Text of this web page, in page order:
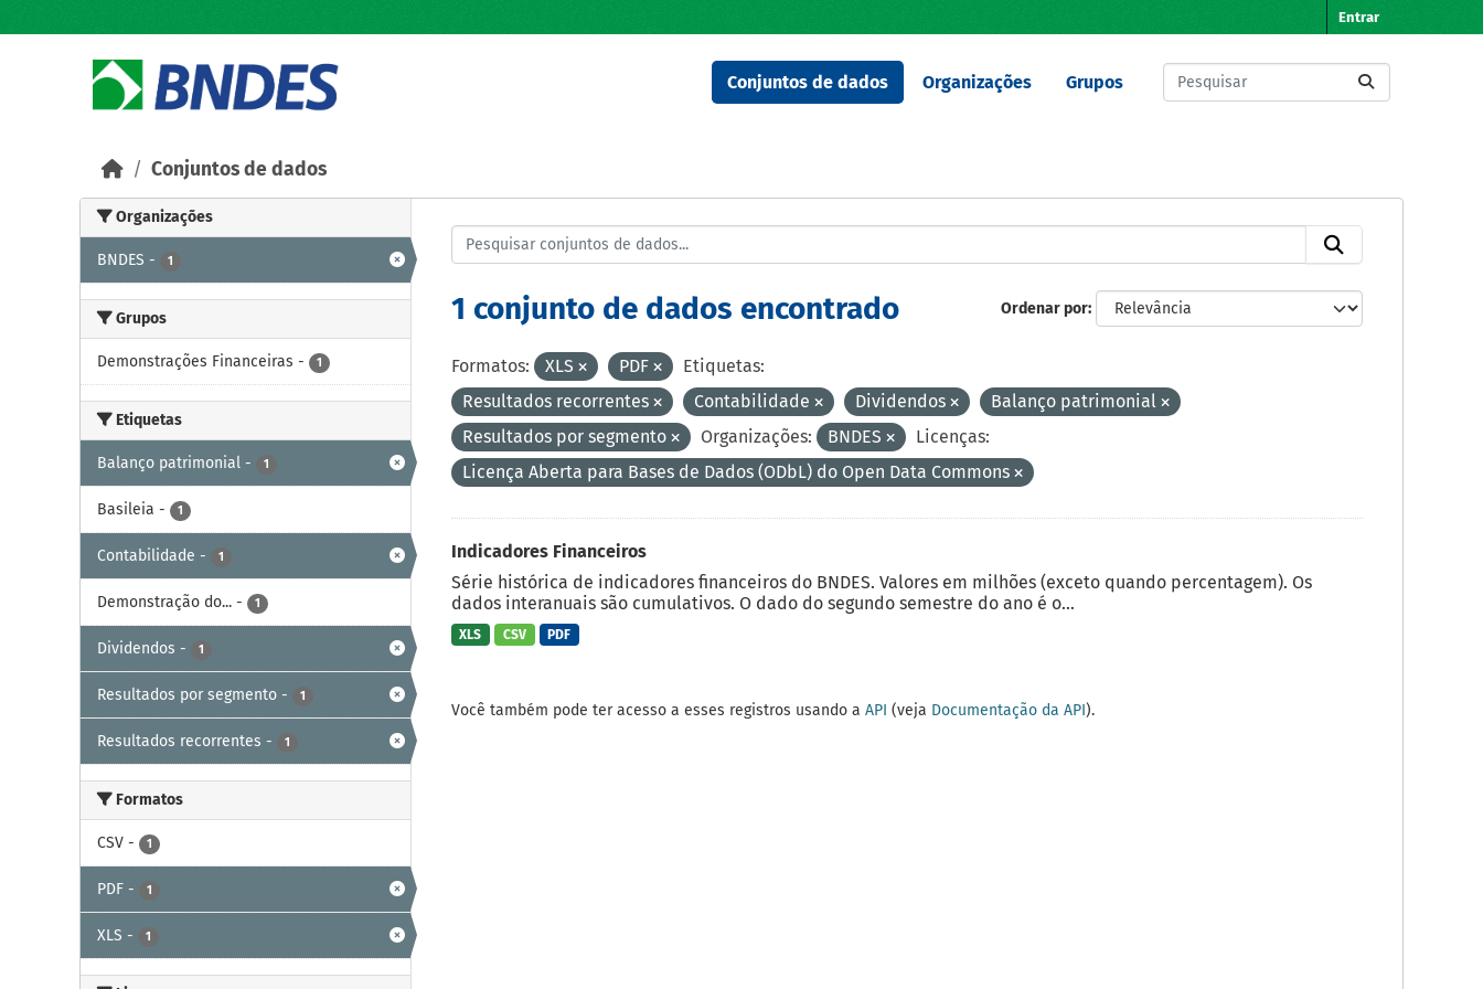
Entrar
Conjuntos de dados Organizações Grupos
Conjuntos de dados
Organizações
BNDES - 1
Grupos
Demonstrações Financeiras - 1
Etiquetas
Balanço patrimonial - 1
Basileia - 1
Contabilidade - 1
Demonstração do... - 1
Dividendos - 1
Resultados por segmento - 1
Resultados recorrentes - 1
Formatos
CSV - 1
PDF - 1
XLS - 1
Ordenar por
1 conjunto de dados encontrado
Formatos: XLS PDF
Etiquetas:
Resultados recorrentes
Contabilidade Dividendos
Balanço patrimonial
Resultados por segmento
Organizações: BNDES
Licenças:
Licença Aberta para Bases de Dados (ODbL) do Open Data Commons
Indicadores Financeiros
Série histórica de indicadores financeiros do BNDES. Valores em milhões (exceto quando percentagem). Os
dados interanuais são cumulativos. O dado do segundo semestre do ano é o...
XLS CSV PDF
Você também pode ter acesso a esses registros usando a API (veja Documentação da API).